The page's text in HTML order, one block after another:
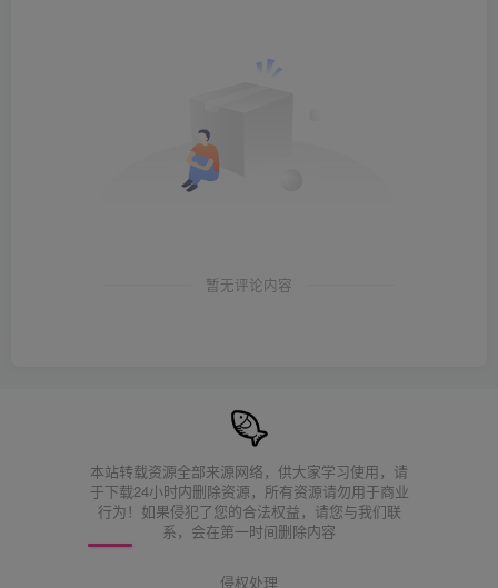
暂无评论内容
本站转载资源全部来源网络，供大家学习使用，请
于下载24小时内删除资源，所有资源请勿用于商业
行为！如果侵犯了您的合法权益，请您与我们联
系，会在第一时间删除内容
侵权处理